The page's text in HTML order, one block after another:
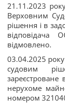
21.11.2023
Верховним
рішення і в
відповідача
відмовлено.
03.04.2025
судовим
нерухоме
номером